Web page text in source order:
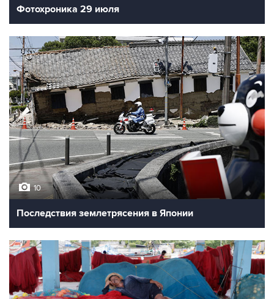
Фотохроника 29 июля
10
Последствия землетрясения в Японии